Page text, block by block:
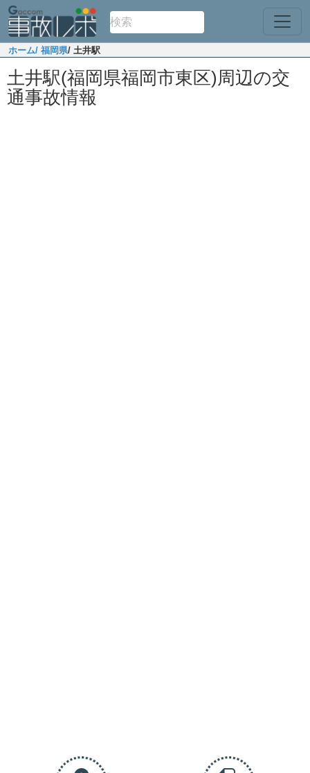
ホーム/ 福岡県/ 土井駅
土井駅(福岡県福岡市東区)周辺の交
通事故情報